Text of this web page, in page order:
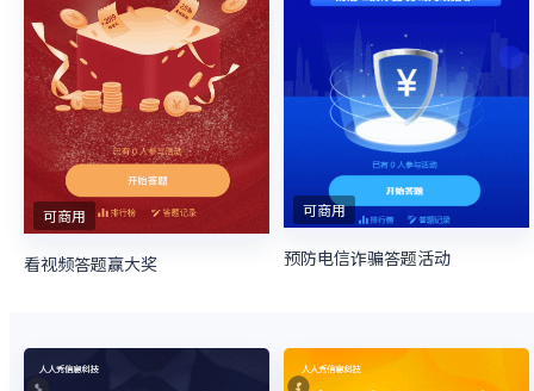
可商用
看视频答题赢大奖
可商用
预防电信诈骗答题活动